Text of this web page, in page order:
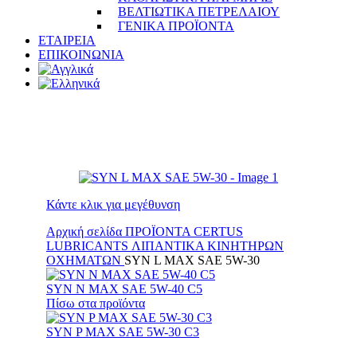
ΒΕΛΤΙΩΤΙΚΑ ΠΕΤΡΕΛΑΙΟΥ
ΓΕΝΙΚΑ ΠΡΟΪΟΝΤΑ
ΕΤΑΙΡΕΙΑ
ΕΠΙΚΟΙΝΩΝΙΑ
Κάντε κλικ για μεγέθυνση
Αρχική σελίδα ΠΡΟΪΟΝΤΑ CERTUS
LUBRICANTS ΛΙΠΑΝΤΙΚΑ ΚΙΝΗΤΗΡΩΝ
ΟΧΗΜΑΤΩΝ SYN L MAX SAE 5W-30
SYN N MAX SAE 5W-40 C5
Πίσω στα προϊόντα
SYN P MAX SAE 5W-30 C3